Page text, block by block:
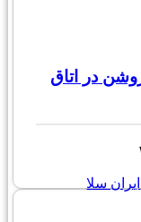
در اتاق
ایران سلا